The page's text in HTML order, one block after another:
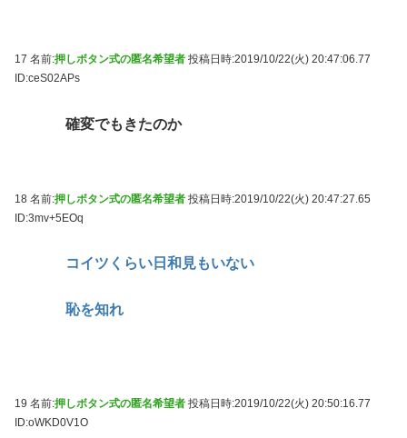
17 名前:押しボタン式の匿名希望者 投稿日時:2019/10/22(火) 20:47:06.77
ID:ceS02APs
確変でもきたのか
18 名前:押しボタン式の匿名希望者 投稿日時:2019/10/22(火) 20:47:27.65
ID:3mv+5EOq
コイツくらい日和見もいない
恥を知れ
19 名前:押しボタン式の匿名希望者 投稿日時:2019/10/22(火) 20:50:16.77
ID:oWKD0V1O